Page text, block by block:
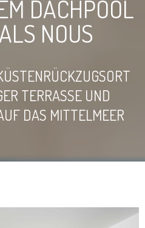
DACHPOOL
NOUS
TERRASSE UND
DAS MITTELMEER